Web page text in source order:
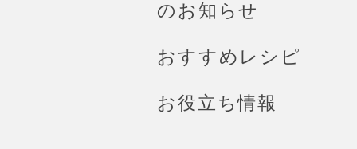
のお知らせ
おすすめレシピ
お役立ち情報